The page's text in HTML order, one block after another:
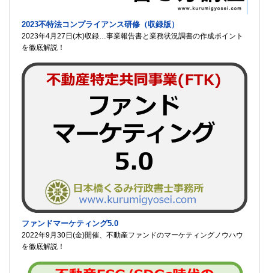
2023不特法コンプライアンス研修（収録版）
2023年4月27日(木)収録…事業報告書と業務状況調書の作成ポイント
を徹底解説！
ファンドマーケティング5.0
2022年9月30日(金)開催、不動産ファンドのマーケティングノウハウ
を徹底解説！